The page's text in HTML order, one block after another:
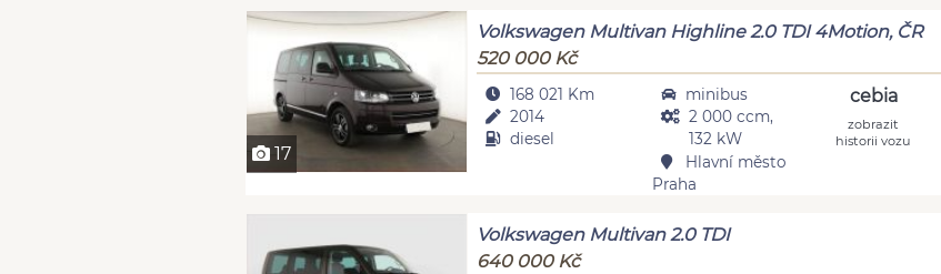
17
Volkswagen Multivan Highline 2.0 TDI 4Motion, ČR
520 000 Kč
168 021 Km
2014
diesel
minibus
2 000 ccm,
132 kW
Hlavní město
Praha
cebia
zobrazit
historii vozu
Volkswagen Multivan 2.0 TDI
640 000 Kč